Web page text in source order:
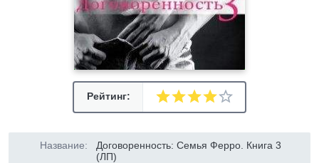
Рейтинг:
Название:
Договоренность: Семья Ферро. Книга 3
(ЛП)